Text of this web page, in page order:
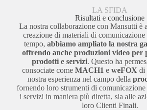
LA SFIDA
Risultati e conclusione
La nostra collaborazione con Mansutti è
creazione di materiali di
tempo, abbiamo ampliato la nostra
offrendo anche produzioni video per
prodotti e servizi. Questo ha
consociate come MACH1 e weFOX di
nostra esperienza nel campo della
fornendo loro strumenti di comunicazione
i servizi in maniera più diretta, sia alle
loro Clienti Finali.